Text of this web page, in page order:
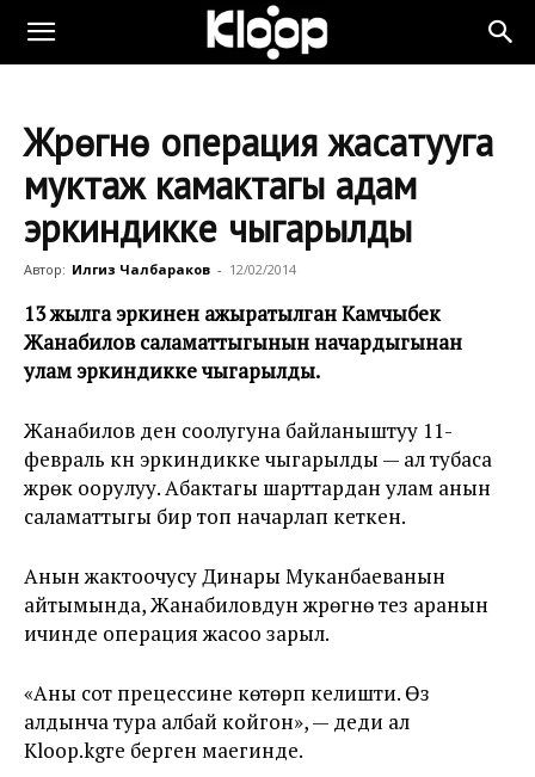
Жүрөгүнө операция жасатууга
муктаж камактагы адам
эркиндикке чыгарылды
Автор: Илгиз Чалбараков - 12/02/2014
13 жылга эркинен ажыратылган Камчыбек
Жанабилов саламаттыгынын начардыгынан
улам эркиндикке чыгарылды.
Жанабилов ден соолугуна байланыштуу 11-
февраль күнү эркиндикке чыгарылды — ал тубаса
жүрөк оорулуу. Абактагы шарттардан улам анын
саламаттыгы бир топ начарлап кеткен.
Анын жактоочусу Динары Муканбаеванын
айтымында, Жанабиловдун жүрөгүнө тез аранын
ичинде операция жасоо зарыл.
«Аны сот прецессине көтөрүп келишти. Өз
алдынча тура албай койгон», — деди ал
Kloop.kgге берген маегинде.